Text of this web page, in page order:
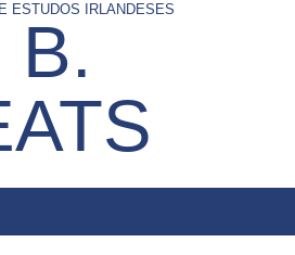
ESTUDOS IRLANDESES
B.